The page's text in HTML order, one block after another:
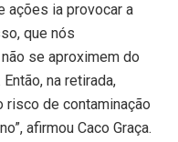
ações ia provocar a
que nós
se aproximem do
na retirada,
risco de contaminação
afirmou Caco Graça.